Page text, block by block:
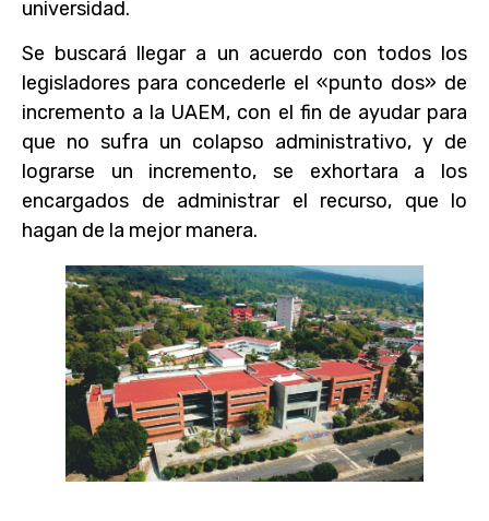
universidad.
Se buscará llegar a un acuerdo con todos los
legisladores para concederle el «punto dos» de
incremento a la UAEM, con el fin de ayudar para
que no sufra un colapso administrativo, y de
lograrse un incremento, se exhortara a los
encargados de administrar el recurso, que lo
hagan de la mejor manera.